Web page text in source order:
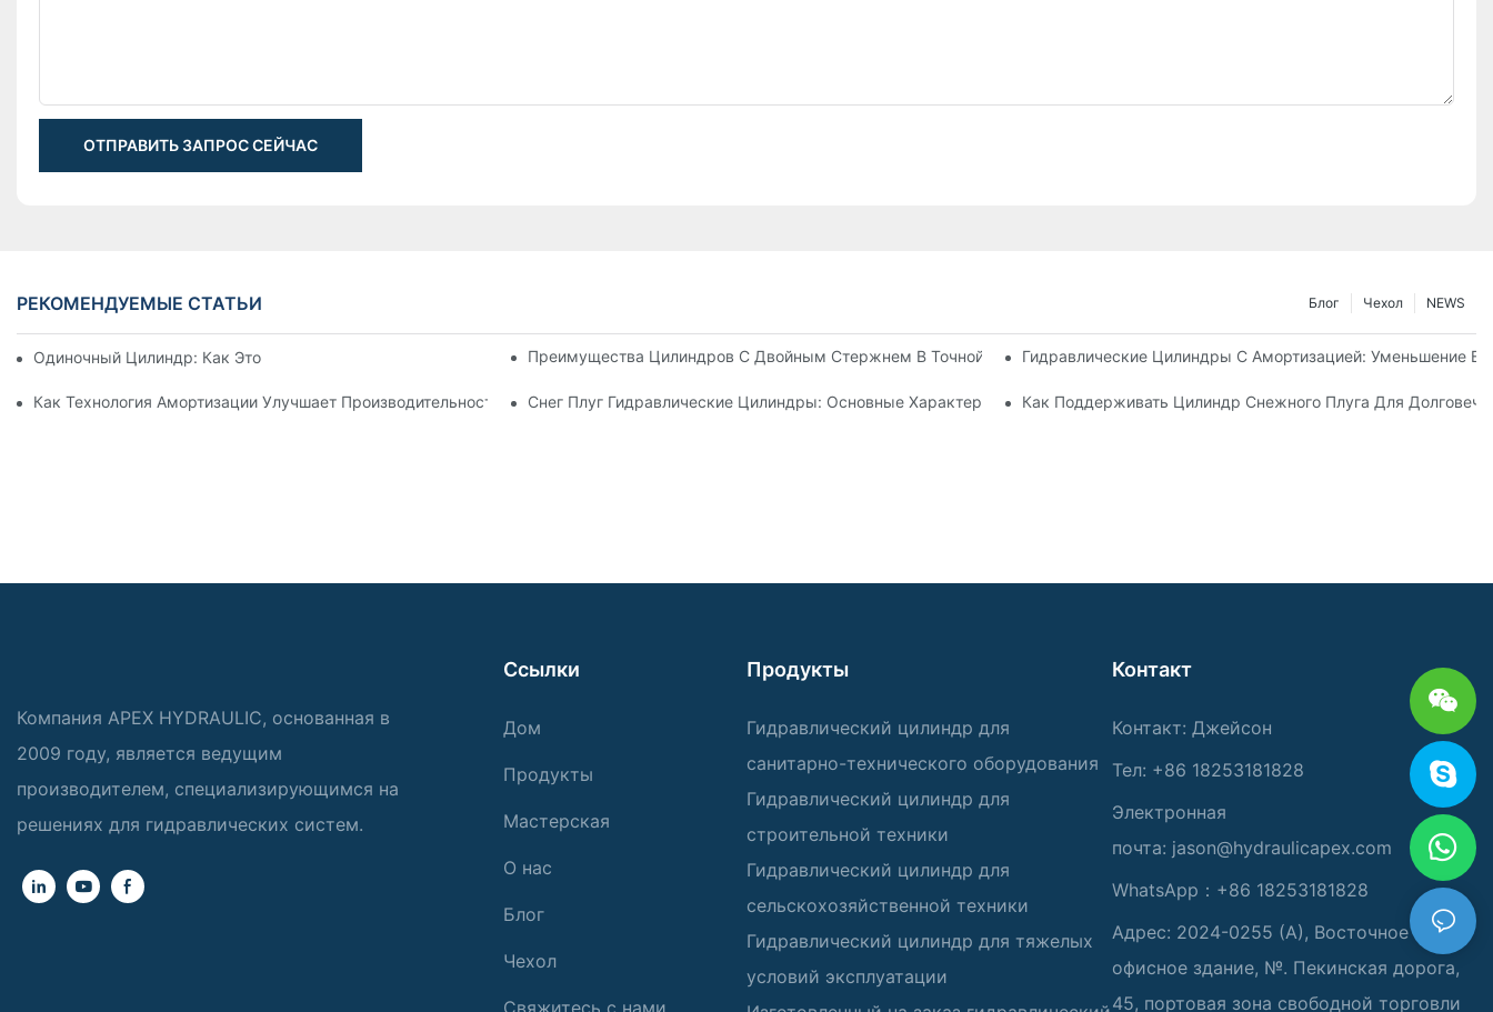
ОТПРАВИТЬ ЗАПРОС СЕЙЧАС
РЕКОМЕНДУЕМЫЕ СТАТЬИ NEWS
Чехол
Блог
Одиночный Цилиндр: Как Это Работает & Общие Приложения Преимущества Цилиндров С Двойным Стержнем В Точной МашинеГидравлические Цилиндры С Амортизацией: Уменьшение
Как Технология Амортизации Улучшает Производительность Гидравлического ЦилиндраСнег Плуг Гидравлические Цилиндры: Основные Характеристики Для Суровых Зимних Условиях
Как Поддерживать Цилиндр Снежного Плуга Для
Компания APEX HYDRAULIC, основанная в
2009 году, является ведущим
производителем, специализирующимся на
решениях для гидравлических систем.
Ссылки
Дом
Продукты
Мастерская
О нас
Блог
Чехол
Продукты
Гидравлический цилиндр для
санитарно-технического оборудования
Гидравлический цилиндр для
строительной техники
Гидравлический цилиндр для
сельскохозяйственной техники
Гидравлический цилиндр для тяжелых
условий эксплуатации
Контакт
Контакт: Джейсон
Тел: +86 18253181828
Электронная
почта: jason@hydraulicapex.com
WhatsApp：+86 18253181828
Адрес: 2024-0255 (А), Восточное
офисное здание, №. Пекинская дорога,
45, портовая зона свободной торговли